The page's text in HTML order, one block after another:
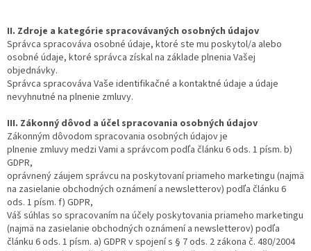
II. Zdroje a kategórie spracovávaných osobných údajov
Správca spracováva osobné údaje, ktoré ste mu poskytol/a alebo
osobné údaje, ktoré správca získal na základe plnenia Vašej
objednávky.
Správca spracováva Vaše identifikačné a kontaktné údaje a údaje
nevyhnutné na plnenie zmluvy.
III. Zákonný dôvod a účel spracovania osobných údajov
Zákonným dôvodom spracovania osobných údajov je
plnenie zmluvy medzi Vami a správcom podľa článku 6 ods. 1 písm. b)
GDPR,
oprávnený záujem správcu na poskytovaní priameho marketingu (najmä
na zasielanie obchodných oznámení a newsletterov) podľa článku 6
ods. 1 písm. f) GDPR,
Váš súhlas so spracovaním na účely poskytovania priameho marketingu
(najmä na zasielanie obchodných oznámení a newsletterov) podľa
článku 6 ods. 1 písm. a) GDPR v spojení s § 7 ods. 2 zákona č. 480/2004